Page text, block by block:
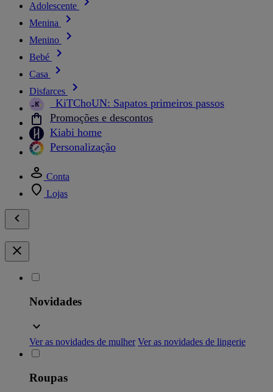
Adolescente
Menina
Menino
Bebé
Casa
Disfarces
_KiTChoUN: Sapatos primeiros passos
Promoções e descontos
Kiabi home
Personalização
Conta
Lojas
Novidades
Ver as novidades de mulher Ver as novidades de lingerie
Roupas